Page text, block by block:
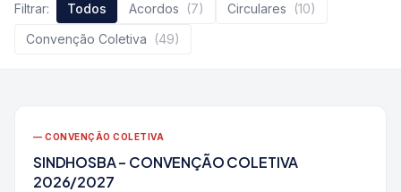
Filtrar: Todos Acordos (7) Circulares
(10)
Convenção Coletiva
(49)
— CONVENÇÃO COLETIVA
SINDHOSBA – CONVENÇÃO COLETIVA
2026/2027